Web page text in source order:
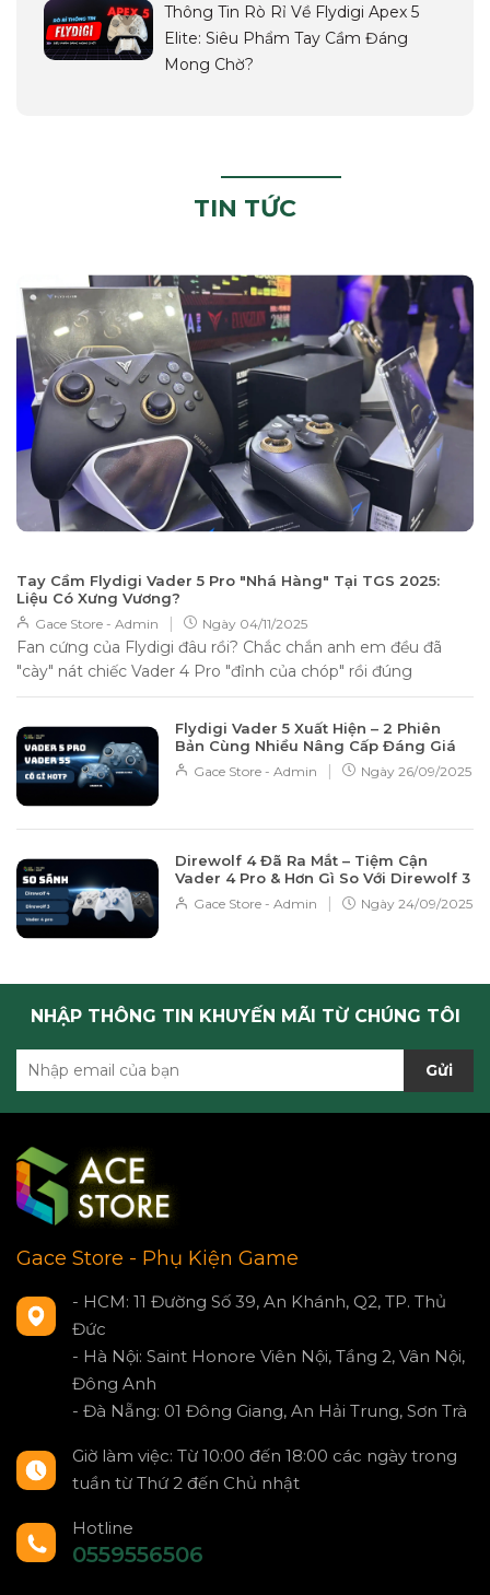
Thông Tin Rò Rỉ Về Flydigi Apex 5
Elite: Siêu Phẩm Tay Cầm Đáng
Mong Chờ?
TIN TỨC
Tay Cầm Flydigi Vader 5 Pro "Nhá Hàng" Tại TGS 2025:
Liệu Có Xưng Vương?
Gace Store - Admin | Ngày 04/11/2025
Fan cứng của Flydigi đâu rồi? Chắc chắn anh em đều đã
"cày" nát chiếc Vader 4 Pro "đỉnh của chóp" rồi đúng
không? Không...
Flydigi Vader 5 Xuất Hiện – 2 Phiên
Bản Cùng Nhiều Nâng Cấp Đáng Giá
Gace Store - Admin | Ngày 26/09/2025
Direwolf 4 Đã Ra Mắt – Tiệm Cận
Vader 4 Pro & Hơn Gì So Với Direwolf 3
Gace Store - Admin Ngày 24/09/2025
NHẬP THÔNG TIN KHUYẾN MÃI TỪ CHÚNG TÔI
Gửi
Gace Store - Phụ Kiện Game
- HCM: 11 Đường Số 39, An Khánh, Q2, TP. Thủ
Đức
- Hà Nội: Saint Honore Viên Nội, Tầng 2, Vân Nội,
Đông Anh
- Đà Nẵng: 01 Đông Giang, An Hải Trung, Sơn Trà
Giờ làm việc: Từ 10:00 đến 18:00 các ngày trong
tuần từ Thứ 2 đến Chủ nhật
Hotline
0559556506